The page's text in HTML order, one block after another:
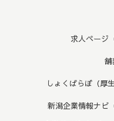
求人ページ
舗
しょくばらぼ（厚
新潟企業情報ナビ